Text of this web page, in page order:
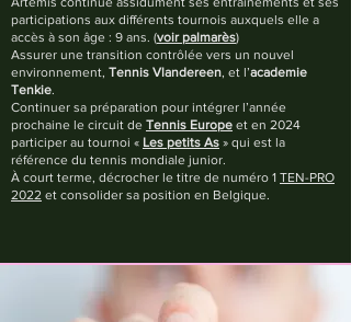
participations aux différents tournois auxquels elle a
accès à son âge : 9 ans. (voir palmarès)
Assurer une transition contrôlée vers un nouvel
environnement, Tennis Vlandereen, et l’academie
Tenkie.
Continuer sa préparation pour intégrer l’année
prochaine le circuit de Tennis Europe et en 2024
participer au tournoi « Les petits As » qui est la
référence du tennis mondiale junior.
À court terme, décrocher le titre de numéro 1 TEN-PRO
2022 et consolider sa position en Belgique.